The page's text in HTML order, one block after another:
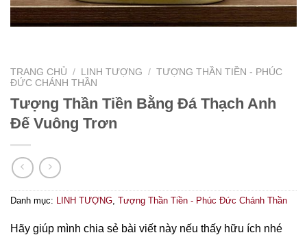
TRANG CHỦ / LINH TƯỢNG / TƯỢNG THẦN TIỀN - PHÚC
ĐỨC CHÁNH THẦN
Tượng Thần Tiền Bằng Đá Thạch Anh
Đế Vuông Trơn
Danh mục: LINH TƯỢNG Tượng Thần Tiền - Phúc Đức Chánh Thần
Hãy giúp mình chia sẻ bài viết này nếu thấy hữu ích nhé